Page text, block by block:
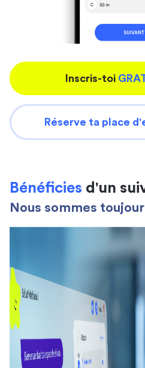
Inscris-toi
Réserve ta place
Bénéficies d'un
Nous sommes